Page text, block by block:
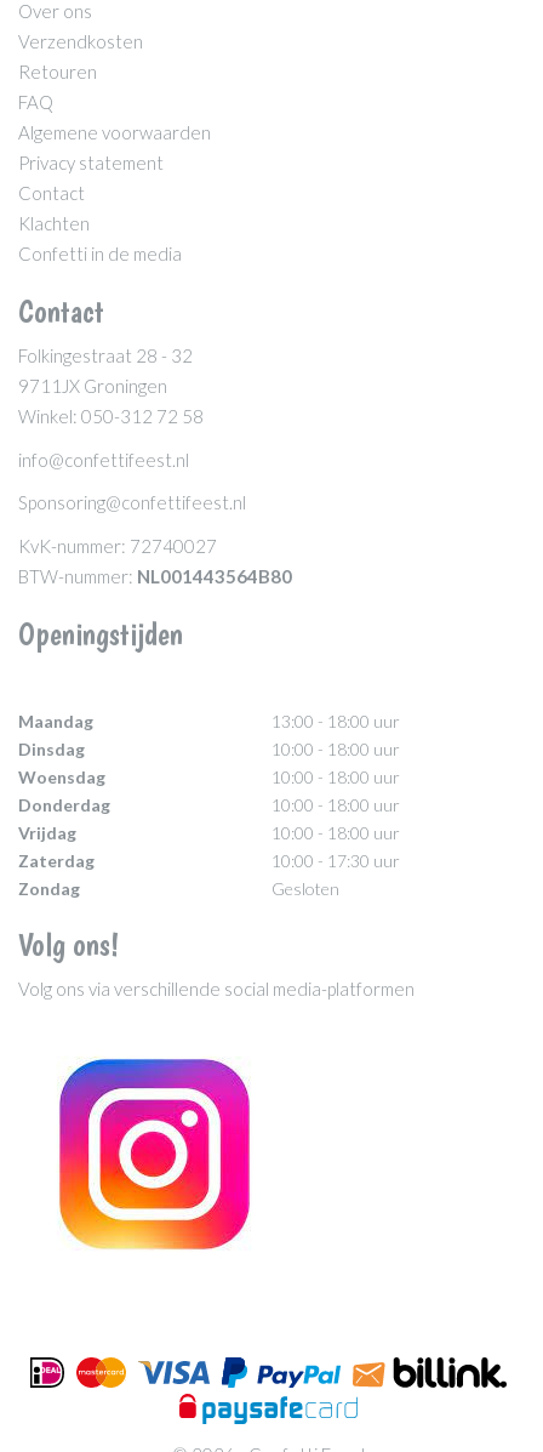
Over ons
Verzendkosten
Retouren
FAQ
Algemene voorwaarden
Privacy statement
Contact
Klachten
Confetti in de media
Contact
Folkingestraat 28 - 32
9711JX Groningen
Winkel: 050-312 72 58
info@confettifeest.nl
Sponsoring@confettifeest.nl
KvK-nummer: 72740027
BTW-nummer: NL001443564B80
Openingstijden
Maandag
13:00 - 18:00 uur
Dinsdag
10:00 - 18:00 uur
Woensdag
10:00 - 18:00 uur
Donderdag
10:00 - 18:00 uur
Vrijdag
10:00 - 18:00 uur
Zaterdag
10:00 - 17:30 uur
Zondag
Gesloten
Volg ons!
Volg ons via verschillende social media-platformen